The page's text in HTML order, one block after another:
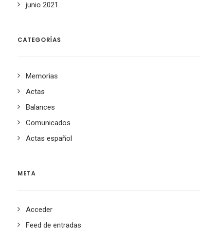
junio 2021
CATEGORÍAS
Memorias
Actas
Balances
Comunicados
Actas español
META
Acceder
Feed de entradas